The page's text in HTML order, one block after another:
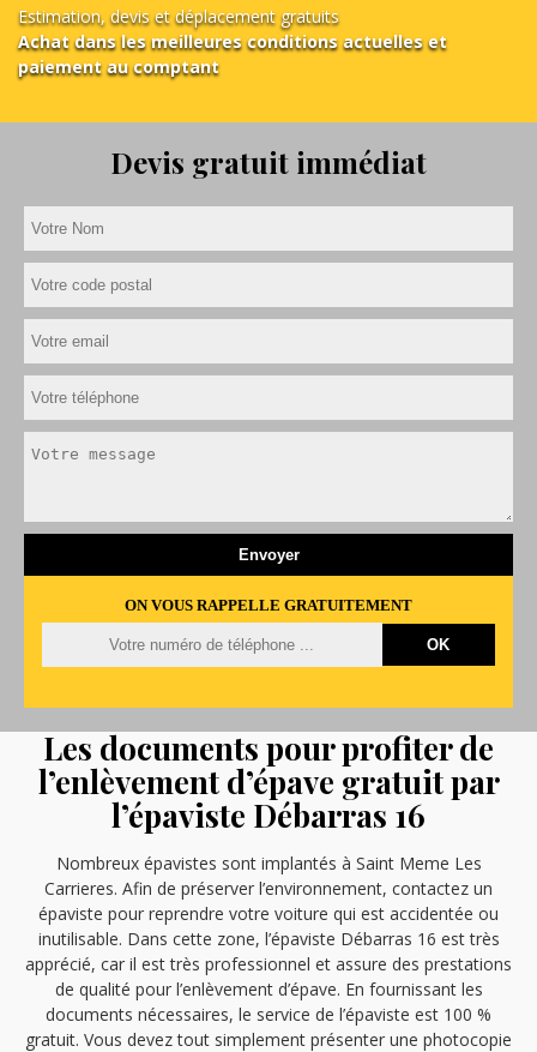
Estimation, devis et déplacement gratuits
Achat dans les meilleures conditions actuelles et
paiement au comptant
Devis gratuit immédiat
ON VOUS RAPPELLE GRATUITEMENT
Les documents pour profiter de
l’enlèvement d’épave gratuit par
l’épaviste Débarras 16
Nombreux épavistes sont implantés à Saint Meme Les
Carrieres. Afin de préserver l’environnement, contactez un
épaviste pour reprendre votre voiture qui est accidentée ou
inutilisable. Dans cette zone, l’épaviste Débarras 16 est très
apprécié, car il est très professionnel et assure des prestations
de qualité pour l’enlèvement d’épave. En fournissant les
documents nécessaires, le service de l’épaviste est 100 %
gratuit. Vous devez tout simplement présenter une photocopie